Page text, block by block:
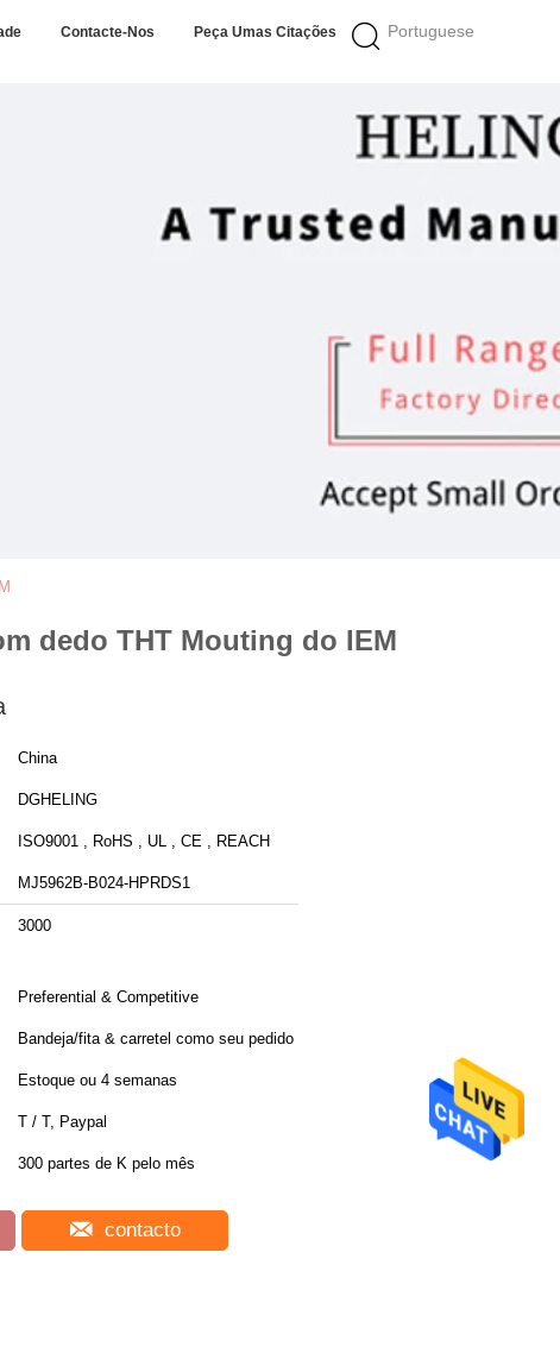
Portuguese
Contacte-Nos Peça Umas Citações
dedo THT Mouting do IEM
China
DGHELING
ISO9001 , RoHS , UL , CE , REACH
MJ5962B-B024-HPRDS1
3000
Preferential & Competitive
Bandeja/fita & carretel como seu pedido
Estoque ou 4 semanas
T / T, Paypal
300 partes de K pelo mês
contacto